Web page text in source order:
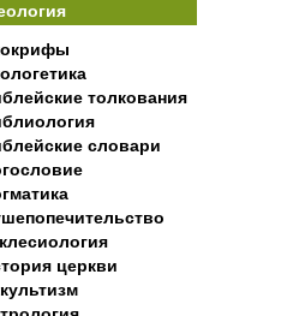
толкования
словари
церкви